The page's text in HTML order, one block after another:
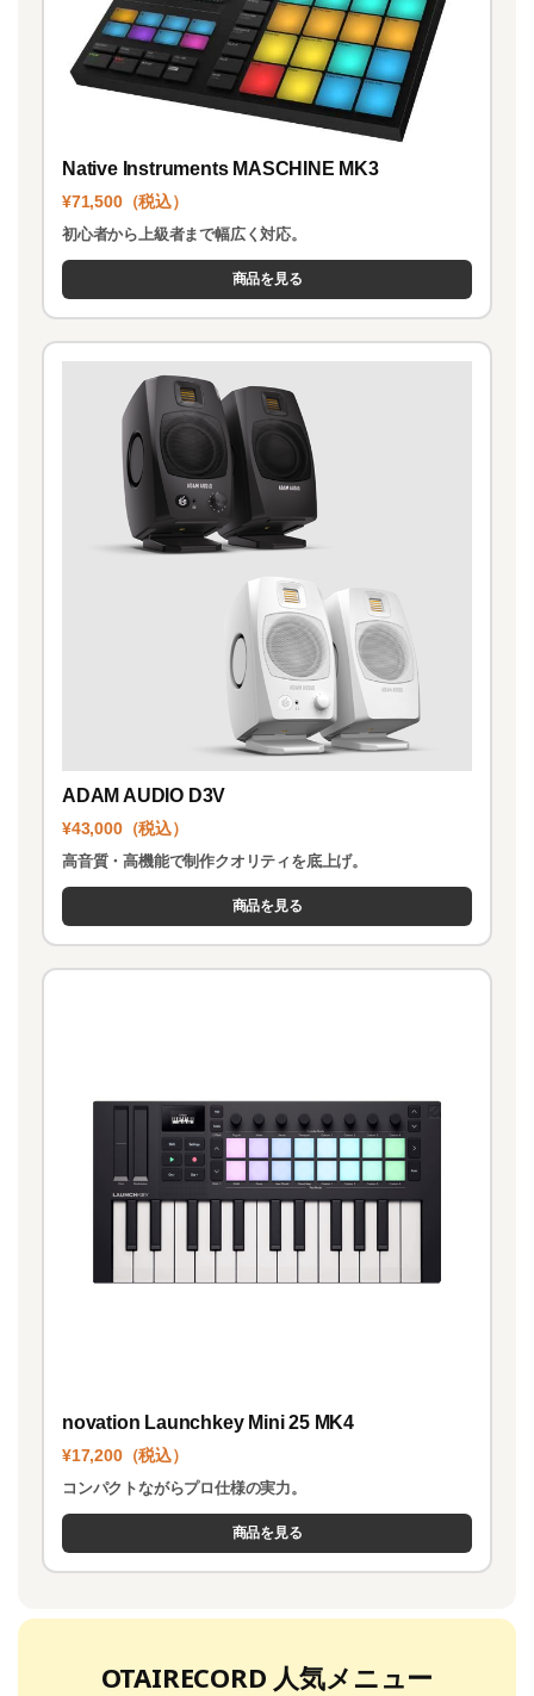
Native Instruments MASCHINE MK3
¥71,500（税込）
初心者から上級者まで幅広く対応。
商品を見る
ADAM AUDIO D3V
¥43,000（税込）
高音質・高機能で制作クオリティを底上げ。
商品を見る
novation Launchkey Mini 25 MK4
¥17,200（税込）
コンパクトながらプロ仕様の実力。
商品を見る
OTAIRECORD 人気メニュー